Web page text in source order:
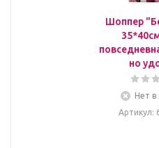
Шоппер
но
Нет в
Артикул: